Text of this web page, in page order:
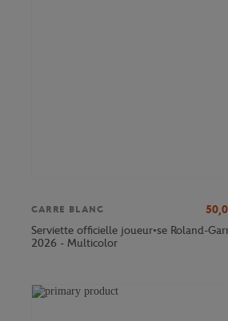
CARRE BLANC
Serviette officielle joueur•se Roland-
2026 - Multicolor